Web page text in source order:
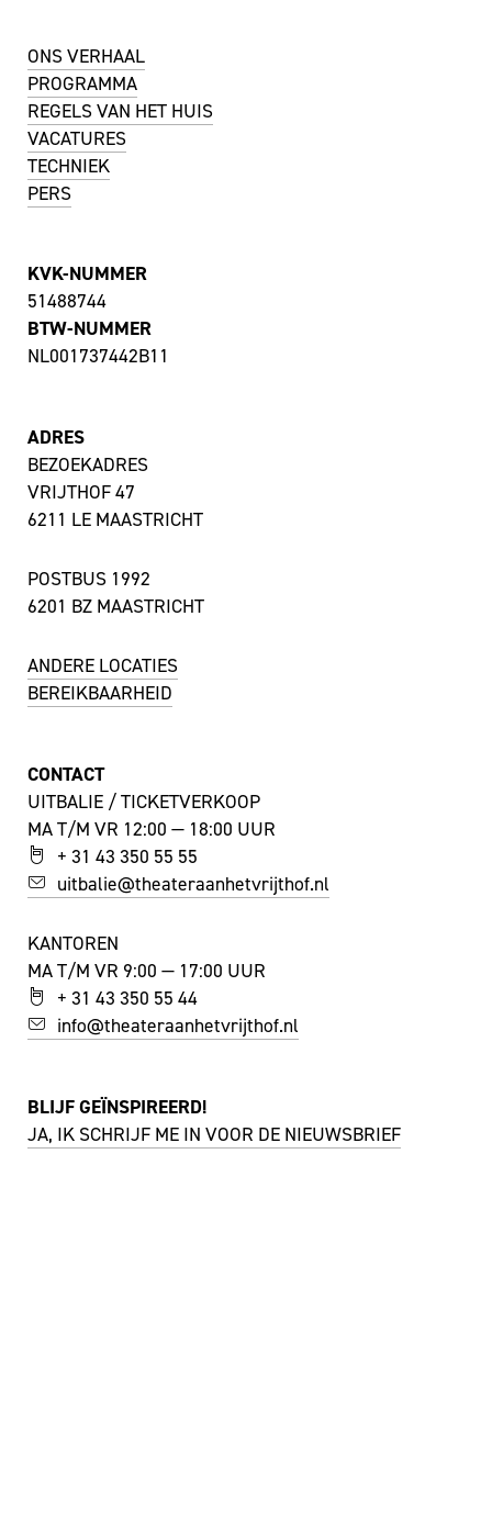
ONS VERHAAL
PROGRAMMA
REGELS VAN HET HUIS
VACATURES
TECHNIEK
PERS
KVK-NUMMER
51488744
BTW-NUMMER
NL001737442B11
ADRES
BEZOEKADRES
VRIJTHOF 47
6211 LE MAASTRICHT
POSTBUS 1992
6201 BZ MAASTRICHT
ANDERE LOCATIES
BEREIKBAARHEID
CONTACT
UITBALIE / TICKETVERKOOP
MA T/M VR 12:00 — 18:00 UUR
+ 31 43 350 55 55
uitbalie@theateraanhetvrijthof.nl
KANTOREN
MA T/M VR 9:00 — 17:00 UUR
+ 31 43 350 55 44
info@theateraanhetvrijthof.nl
BLIJF GEÏNSPIREERD!
JA, IK SCHRIJF ME IN VOOR DE NIEUWSBRIEF